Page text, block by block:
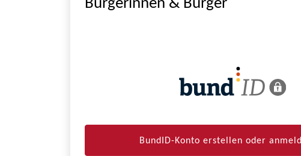
Bürgerinnen & Bürger
BundID-Konto erstellen oder